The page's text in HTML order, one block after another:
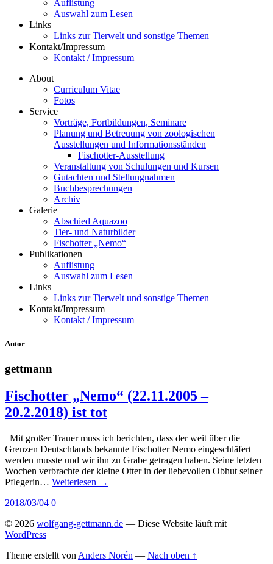
Auflistung
Auswahl zum Lesen
Links
Links zur Tierwelt und sonstige Themen
Kontakt/Impressum
Kontakt / Impressum
About
Curriculum Vitae
Fotos
Service
Vorträge, Fortbildungen, Seminare
Planung und Betreuung von zoologischen
Ausstellungen und Informationsständen
Fischotter-Ausstellung
Veranstaltung von Schulungen und Kursen
Gutachten und Stellungnahmen
Buchbesprechungen
Archiv
Galerie
Abschied Aquazoo
Tier- und Naturbilder
Fischotter „Nemo“
Publikationen
Auflistung
Auswahl zum Lesen
Links
Links zur Tierwelt und sonstige Themen
Kontakt/Impressum
Kontakt / Impressum
Autor
gettmann
Fischotter „Nemo“ (22.11.2005 –
20.2.2018) ist tot
Mit großer Trauer muss ich berichten, dass der weit über die
Grenzen Deutschlands bekannte Fischotter Nemo eingeschläfert
werden musste und wir ihn zu Grabe getragen haben. Seine letzten
Wochen verbrachte der kleine Otter in der liebevollen Obhut seiner
Pflegerin… Weiterlesen →
2018/03/04 0
© 2026 wolfgang-gettmann.de — Diese Website läuft mit
WordPress
Theme erstellt von Anders Norén — Nach oben ↑